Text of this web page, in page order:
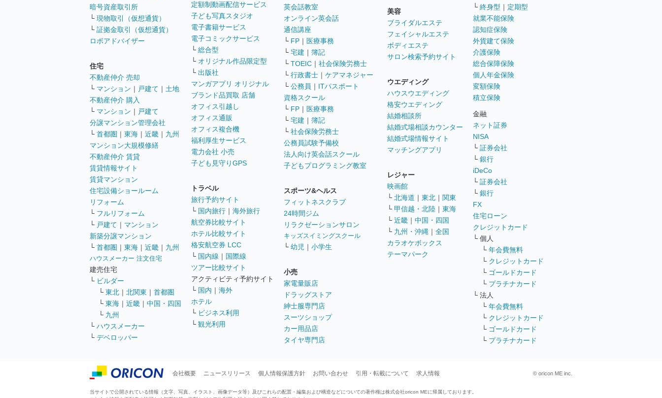
暗号資産取引所
└ 現物取引（仮想通貨）
└ 証拠金取引（仮想通貨）
ロボアドバイザー
住宅
不動産仲介 売却
└ マンション ｜ 戸建て ｜ 土地
不動産仲介 購入
└ マンション ｜ 戸建て
分譲マンション管理会社
└ 首都圏 ｜ 東海 ｜ 近畿 ｜ 九州
マンション大規模修繕
不動産仲介 賃貸
賃貸情報サイト
賃貸マンション
住宅設備ショールーム
リフォーム
└ フルリフォーム
└ 戸建て ｜ マンション
新築分譲マンション
└ 首都圏 ｜ 東海 ｜ 近畿 ｜ 九州
ハウスメーカー 注文住宅
建売住宅
└ ビルダー
└ 東北 ｜ 北関東 ｜ 首都圏
└ 東海 ｜ 近畿 ｜ 中国・四国
└ 九州
└ ハウスメーカー
└ デベロッパー
定額制動画配信サービス
子ども写真スタジオ
電子書籍サービス
電子コミックサービス
└ 総合型
└ オリジナル作品限定型
└ 出版社
マンガアプリ オリジナル
ブランド品買取 店舗
オフィス引越し
オフィス通販
オフィス複合機
福利厚生サービス
電力会社 小売
子ども見守りGPS
トラベル
旅行予約サイト
└ 国内旅行 ｜ 海外旅行
航空券比較サイト
ホテル比較サイト
格安航空券 LCC
└ 国内線 ｜ 国際線
ツアー比較サイト
アクティビティ予約サイト
└ 国内 ｜ 海外
ホテル
└ ビジネス利用
└ 観光利用
英会話教室
オンライン英会話
通信講座
└ FP ｜ 医療事務
└ 宅建 ｜ 簿記
└ TOEIC ｜ 社会保険労務士
└ 行政書士 ｜ ケアマネジャー
└ 公務員 ｜ ITパスポート
資格スクール
└ FP ｜ 医療事務
└ 宅建 ｜ 簿記
└ 社会保険労務士
公務員試験予備校
法人向け英会話スクール
子どもプログラミング教室
スポーツ&ヘルス
フィットネスクラブ
24時間ジム
リラクゼーションサロン
キッズスイミングスクール
└ 幼児 ｜ 小学生
小売
家電量販店
ドラッグストア
紳士服専門店
スーツショップ
カー用品店
タイヤ専門店
美容
ブライダルエステ
フェイシャルエステ
ボディエステ
サロン検索予約サイト
ウエディング
ハウスウエディング
格安ウエディング
結婚相談所
結婚式場相談カウンター
結婚式場情報サイト
マッチングアプリ
レジャー
映画館
└ 北海道 ｜ 東北 ｜ 関東
└ 甲信越・北陸 ｜ 東海
└ 近畿 ｜ 中国・四国
└ 九州・沖縄 ｜ 全国
カラオケボックス
テーマパーク
└ 終身型 ｜ 定期型
就業不能保険
認知症保険
外貨建て保険
介護保険
総合保障保険
個人年金保険
変額保険
積立保険
金融
ネット証券
NISA
└ 証券会社
└ 銀行
iDeCo
└ 証券会社
└ 銀行
FX
住宅ローン
クレジットカード
└ 個人
└ 年会費無料
└ クレジットカード
└ ゴールドカード
└ プラチナカード
└ 法人
└ 年会費無料
└ クレジットカード
└ ゴールドカード
└ プラチナカード
会社概要 ニュースリリース 個人情報保護方針 お問い合わせ 引用・転載について 求人情報 © oricon ME inc.
当サイトで公開されている情報（文字、写真、イラスト、画像データ等）及びこれらの配置・編集および構造などについての著作権は株式会社oricon MEに帰属しております。